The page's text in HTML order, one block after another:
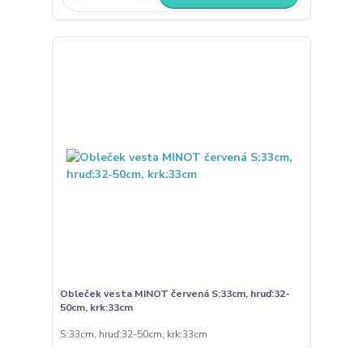
Obleček vesta MINOT červená S:33cm, hruď:32-
50cm, krk:33cm
S:33cm, hruď:32-50cm, krk:33cm